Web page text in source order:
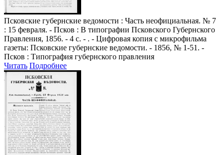
Псковские губернские ведомости : Часть неофициальная. № 7
: 15 февраля. - Псков : В типографии Псковского Губернского
Правления, 1856. - 4 с. - . - Цифровая копия с микрофильма
газеты: Псковские губернские ведомости. - 1856, № 1-51. -
Псков : Типография губернского правления
Читать Подробнее